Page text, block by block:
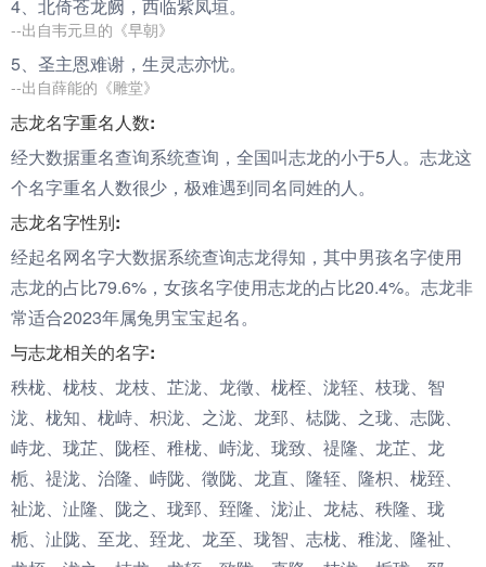
4、北倚苍龙阙，西临紫凤垣。
--出自韦元旦的《早朝》
5、圣主恩难谢，生灵志亦忧。
--出自薛能的《雕堂》
志龙名字重名人数:
经大数据重名查询系统查询，全国叫志龙的小于5人。志龙这
个名字重名人数很少，极难遇到同名同姓的人。
志龙名字性别:
经起名网名字大数据系统查询志龙得知，其中男孩名字使用
志龙的占比79.6%，女孩名字使用志龙的占比20.4%。志龙非
常适合2023年属兔男宝宝起名。
与志龙相关的名字:
秩栊、栊枝、龙枝、芷泷、龙徵、栊桎、泷轾、枝珑、智
泷、栊知、栊峙、枳泷、之泷、龙郅、梽陇、之珑、志陇、
峙龙、珑芷、陇桎、稚栊、峙泷、珑致、禔隆、龙芷、龙
栀、禔泷、治隆、峙陇、徵陇、龙直、隆轾、隆枳、栊臸、
祉泷、沚隆、陇之、珑郅、臸隆、泷沚、龙梽、秩隆、珑
栀、沚陇、至龙、臸龙、龙至、珑智、志栊、稚泷、隆祉、